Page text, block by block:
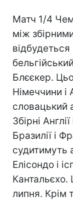
Матч 1/4
між збірними
Блєєкер.
Німеччини і
словацький
Збірні
Бразилії і
судитимуть
Елісондо і
Кантальєхо.
липня. Крім